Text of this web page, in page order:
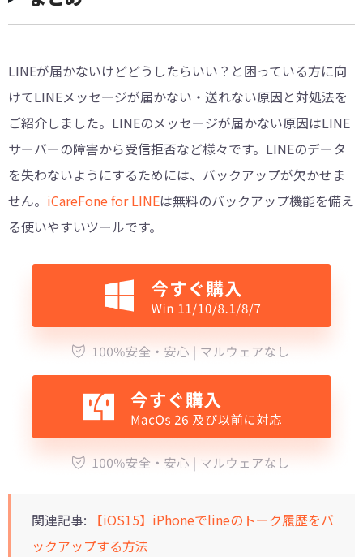
LINEが届かないけどどうしたらいい？と困っている方に向
けてLINEメッセージが届かない・送れない原因と対処法を
ご紹介しました。LINEのメッセージが届かない原因はLINE
サーバーの障害から受信拒否など様々です。LINEのデータ
を失わないようにするためには、バックアップが欠かせま
せん。 iCareFone for LINEは無料のバックアップ機能を備え
る使いやすいツールです。
関連記事:
【iOS15】iPhoneでlineのトーク履歴をバ
ックアップする方法